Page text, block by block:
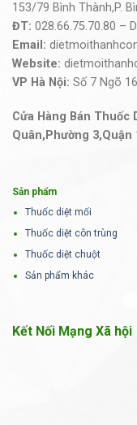
153/79 Bình Thành,P.
ĐT: 028.66.75.70.80 –
Email:
Website:
VP Hà Nội: Số 7 Ngõ
Cửa Hàng Bán Thuốc
Quân,Phường 3,Quận
Sản phẩm
Thuốc diệt mối
Thuốc diệt côn trùng
Thuốc diệt chuột
Sản phẩm khác
Kết Nối Mạng Xã hội